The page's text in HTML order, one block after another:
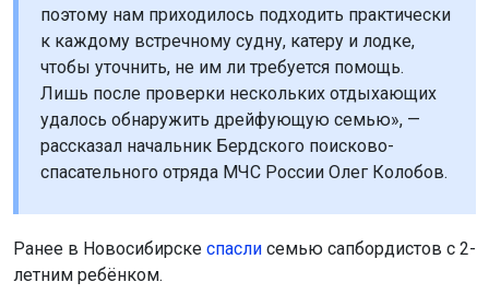
поэтому нам приходилось подходить практически
к каждому встречному судну, катеру и лодке,
чтобы уточнить, не им ли требуется помощь.
Лишь после проверки нескольких отдыхающих
удалось обнаружить дрейфующую семью», —
рассказал начальник Бердского поисково-
спасательного отряда МЧС России Олег Колобов.
Ранее в Новосибирске спасли семью сапбордистов с 2-
летним ребёнком.